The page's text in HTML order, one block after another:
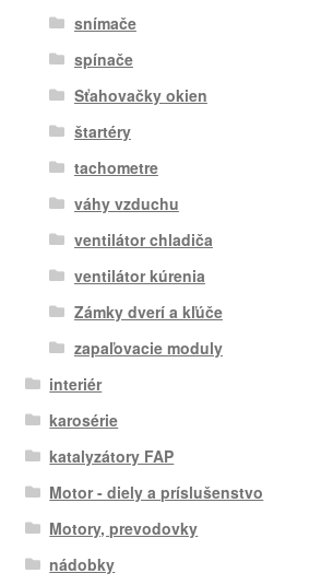
snímače
spínače
Sťahovačky okien
štartéry
tachometre
váhy vzduchu
ventilátor chladiča
ventilátor kúrenia
Zámky dverí a kľúče
zapaľovacie moduly
interiér
karosérie
katalyzátory FAP
Motor - diely a príslušenstvo
Motory, prevodovky
nádobky